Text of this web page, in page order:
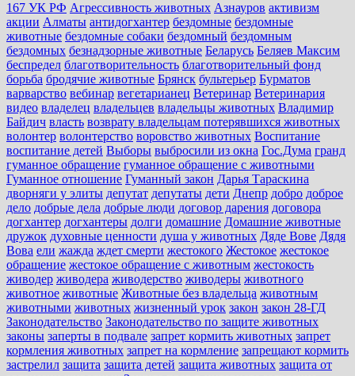
167 УК РФ Агрессивность животных Азнауров активизм
акции Алматы антидогхантер бездомные бездомные
животные бездомные собаки бездомный бездомным
бездомных безнадзорные животные Беларусь Беляев Максим
беспредел благотворительность благотворительный фонд
борьба бродячие животные Брянск бультерьер Бурматов
варварство вебинар вегетарианец Ветеринар Ветеринария
видео владелец владельцев владельцы животных Владимир
Байдич власть возврату владельцам потерявшихся животных
волонтер волонтерство воровство животных Воспитание
воспитание детей Выборы выбросили из окна Гос.Дума гранд
гуманное обращение гуманное обращение с животными
Гуманное отношение Гуманный закон Дарья Тараскина
дворняги у элиты депутат депутаты дети Днепр добро доброе
дело добрые дела добрые люди договор дарения договора
догхантер догхантеры долги домашние Домашние животные
дружок духовные ценности душа у животных Дяде Вове Дядя
Вова ели жажда ждет смерти жестокого Жестокое жестокое
обращение жестокое обращение с животным жестокость
живодер живодера живодерство живодеры животного
животное животные Животные без владельца животным
животными животных жизненный урок закон закон 28-ГД
Законодательство Законодательство по защите животных
законы заперты в подвале запрет кормить животных запрет
кормления животных запрет на кормление запрещают кормить
застрелил защита защита детей защита животных защита от